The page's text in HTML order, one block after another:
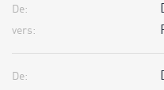
De:
vers:
De: